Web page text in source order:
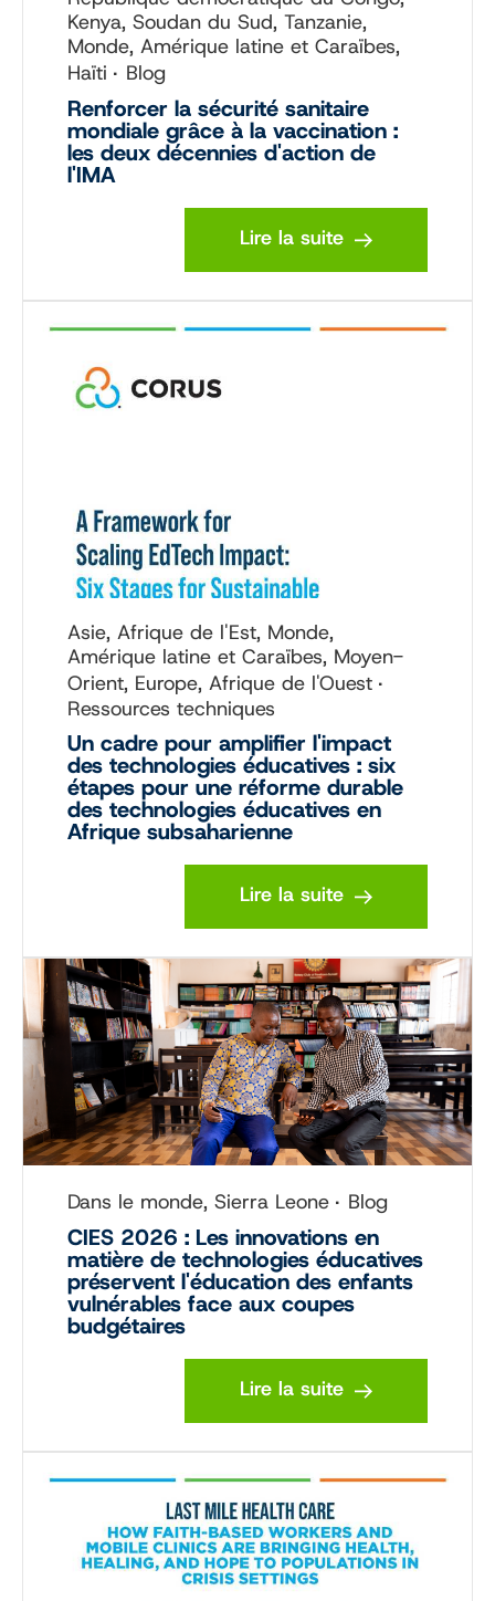
Kenya, Soudan du Sud, Tanzanie,
Monde, Amérique latine et Caraïbes,
Haïti
Blog
Renforcer la sécurité sanitaire
mondiale grâce à la vaccination :
les deux décennies d'action de
l'IMA
Lire la suite
Asie, Afrique de l'Est, Monde,
Amérique latine et Caraïbes, Moyen-
Orient, Europe, Afrique de l'Ouest
Ressources techniques
Un cadre pour amplifier l'impact
des technologies éducatives : six
étapes pour une réforme durable
des technologies éducatives en
Afrique subsaharienne
Lire la suite
Dans le monde, Sierra Leone Blog
CIES 2026 : Les innovations en
matière de technologies éducatives
préservent l'éducation des enfants
vulnérables face aux coupes
budgétaires
Lire la suite